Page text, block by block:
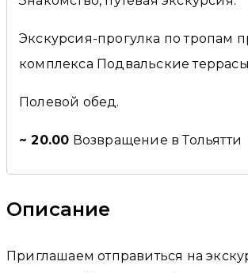
Экскурсия-прогулка по тропам
комплекса Подвальские
Полевой обед.
~ 20.00 Возвращение в Тольятти
Описание
Приглашаем отправиться на